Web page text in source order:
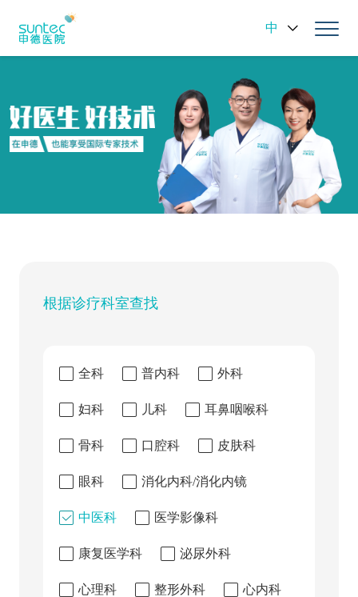
中
根据诊疗科室查找
全科 普内科 外科
妇科 儿科 耳鼻咽喉科
骨科 口腔科 皮肤科
眼科 消化内科/消化内镜
中医科 医学影像科
康复医学科 泌尿外科
心理科 整形外科 心内科